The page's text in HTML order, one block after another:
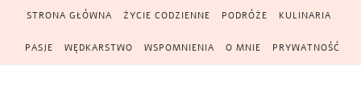
Skip to content
STRONA GŁÓWNA ŻYCIE CODZIENNE PODRÓŻE KULINARIA
PASJE WĘDKARSTWO WSPOMNIENIA O MNIE PRYWATNOŚĆ